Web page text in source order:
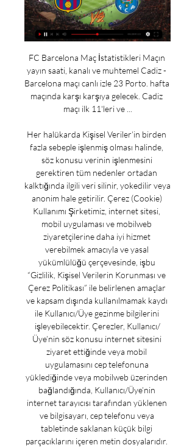
FC Barcelona Maç İstatistikleri Maçın
yayın saati, kanalı ve muhtemel Cadiz -
Barcelona maçı canlı izle 23 Porto. hafta
maçında karşı karşıya gelecek. Cadiz
maçı ilk 11'leri ve ...
Her halükarda Kişisel Veriler’in birden
fazla sebeple işlenmiş olması halinde,
söz konusu verinin işlenmesini
gerektiren tüm nedenler ortadan
kalktığında ilgili veri silinir, yokedilir veya
anonim hale getirilir. Çerez (Cookie)
Kullanımı Şirketimiz, internet sitesi,
mobil uygulaması ve mobilweb
ziyaretçilerine daha iyi hizmet
verebilmek amacıyla ve yasal
yükümlülüğü çerçevesinde, işbu
“Gizlilik, Kişisel Verilerin Korunması ve
Çerez Politikası” ile belirlenen amaçlar
ve kapsam dışında kullanılmamak kaydı
ile Kullanıcı/Üye gezinme bilgilerini
işleyebilecektir. Çerezler, Kullanıcı/
Üye’nin söz konusu internet sitesini
ziyaret ettiğinde veya mobil
uygulamasını cep telefonuna
yüklediğinde veya mobilweb üzerinden
bağlandığında, Kullanıcı/Üye’nin
internet tarayıcısı tarafından yüklenen
ve bilgisayarı, cep telefonu veya
tabletinde saklanan küçük bilgi
parçacıklarını içeren metin dosyalarıdır.